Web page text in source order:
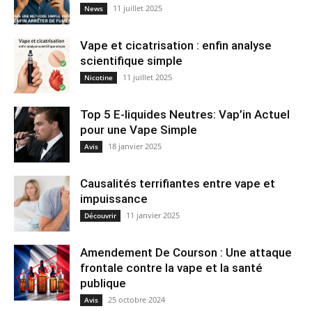
News 11 juillet 2025
Vape et cicatrisation : enfin analyse
scientifique simple
Nicotine 11 juillet 2025
Top 5 E-liquides Neutres: Vap’in Actuel
pour une Vape Simple
Avis 18 janvier 2025
Causalités terrifiantes entre vape et
impuissance
Découvrir 11 janvier 2025
Amendement De Courson : Une attaque
frontale contre la vape et la santé
publique
Avis 25 octobre 2024